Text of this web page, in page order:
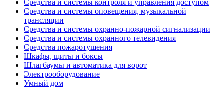
Средства и системы контроля и управления доступом
Средства и системы оповещения, музыкальной
трансляции
Средства и системы охранно-пожарной сигнализации
Средства и системы охранного телевидения
Средства пожаротушения
Шкафы, щиты и боксы
Шлагбаумы и автоматика для ворот
Электрооборудование
Умный дом